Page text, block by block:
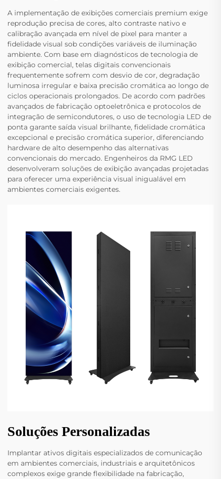
A implementação de exibições comerciais premium exige
reprodução precisa de cores, alto contraste nativo e
calibração avançada em nível de pixel para manter a
fidelidade visual sob condições variáveis de iluminação
ambiente. Com base em diagnósticos de tecnologia de
exibição comercial, telas digitais convencionais
frequentemente sofrem com desvio de cor, degradação
luminosa irregular e baixa precisão cromática ao longo de
ciclos operacionais prolongados. De acordo com padrões
avançados de fabricação optoeletrônica e protocolos de
integração de semicondutores, o uso de tecnologia LED de
ponta garante saída visual brilhante, fidelidade cromática
excepcional e precisão cromática superior, diferenciando
hardware de alto desempenho das alternativas
convencionais do mercado. Engenheiros da RMG LED
desenvolveram soluções de exibição avançadas projetadas
para oferecer uma experiência visual inigualável em
ambientes comerciais exigentes.
Soluções Personalizadas
Implantar ativos digitais especializados de comunicação
em ambientes comerciais, industriais e arquitetônicos
complexos exige grande flexibilidade na fabricação,